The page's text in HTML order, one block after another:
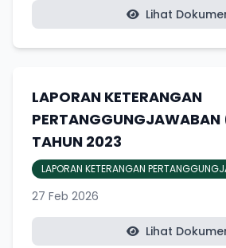
Lihat
LAPORAN KETERANGAN
TAHUN 2023
LAPORAN KETERANGAN
27 Feb 2026
Lihat